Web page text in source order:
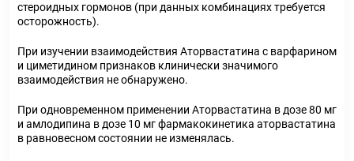
стероидных гормонов (при данных комбинациях требуется
осторожность).
При изучении взаимодействия Аторвастатина с варфарином
и циметидином признаков клинически значимого
взаимодействия не обнаружено.
При одновременном применении Аторвастатина в дозе 80 мг
и амлодипина в дозе 10 мг фармакокинетика аторвастатина
в равновесном состоянии не изменялась.